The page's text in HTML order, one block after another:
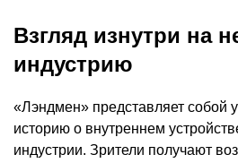
Взгляд изнутри на
индустрию
«Лэндмен» представляет собой
историю о внутреннем
индустрии. Зрители получают